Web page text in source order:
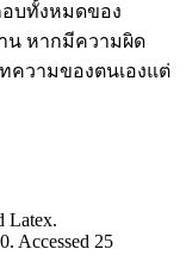
อบทั้งหมดของ
น หากมีความผิด
ความของตนเองแต่
Latex.
Accessed 25